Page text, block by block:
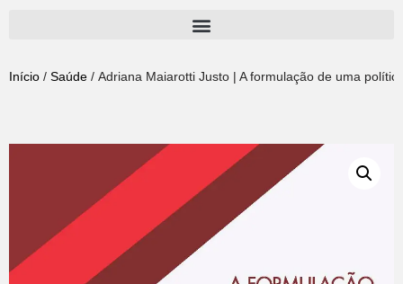
para
Início / Saúde / Adriana Maiarotti Justo | A formulação de uma